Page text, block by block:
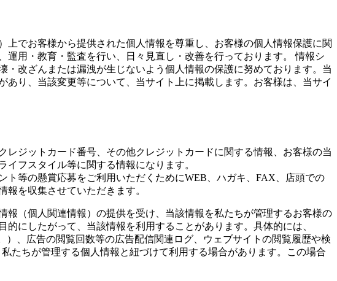
でお客様から提供された個人情報を尊重し、お客様の個人情報保護に関
用・教育・監査を行い、日々見直し・改善を行っております。 情報シ
改ざんまたは漏洩が生じないよう個人情報の保護に努めております。当
り、当該変更等について、当サイト上に掲載します。お客様は、当サイ
ジットカード番号、その他クレジットカードに関する情報、お客様の当
フスタイル等に関する情報になります。
等の懸賞応募をご利用いただくためにWEB、ハガキ、FAX、店頭での
を収集させていただきます。
（個人関連情報）の提供を受け、当該情報を私たちが管理するお客様の
にしたがって、当該情報を利用することがあります。具体的には、
、広告の閲覧回数等の広告配信関連ログ、ウェブサイトの閲覧履歴や検
たちが管理する個人情報と紐づけて利用する場合があります。この場合